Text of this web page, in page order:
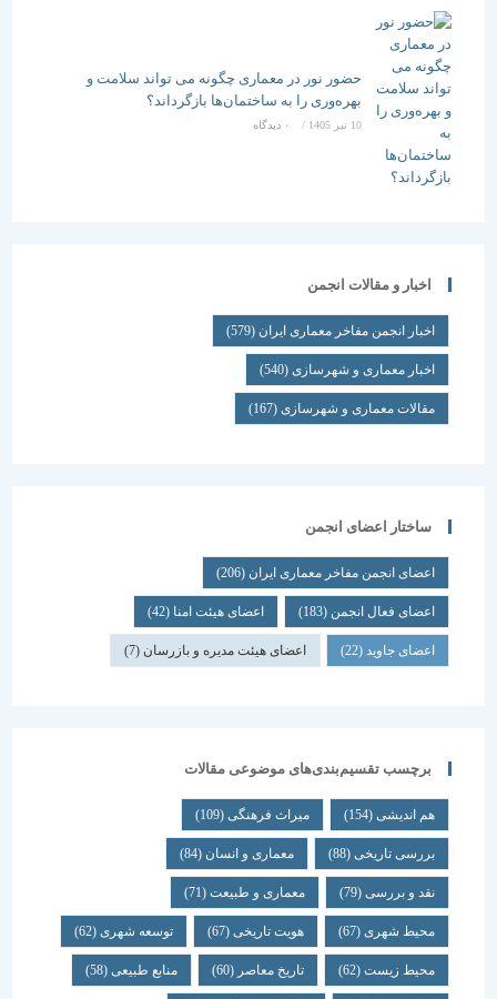
حضور نور در معماری چگونه می تواند سلامت و
بهره‌وری را به ساختمان‌ها بازگرداند؟
/ ۰ دیدگاه
اخبار و مقالات انجمن
اخبار انجمن مفاخر معماری ایران (579)
اخبار معماری و شهرسازی(540)
مقالات معماری و شهرسازی(167)
ساختار اعضای انجمن
اعضای انجمن مفاخر معماری ایران (206)
اعضای فعال انجمن(183) اعضای هیئت امنا(42)
اعضای جاوید(22) اعضای هیئت مدیره و بازرسان(7)
برچسب تقسیم‌بندی‌های موضوعی مقالات
هم اندیشی (154) میراث فرهنگی (109)
بررسی تاریخی (88) معماری و انسان (84)
نقد و بررسی (79) معماری و طبیعت (71)
محیط شهری(67) هویت تاریخی(67) توسعه شهری(62)
محیط زیست(62) تاریخ معاصر(60) منابع طبیعی(58)